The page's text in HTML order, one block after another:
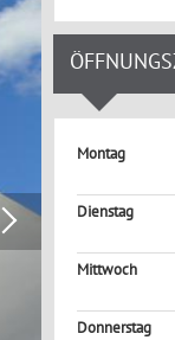
Montag
Dienstag
Mittwoch
Donnerstag